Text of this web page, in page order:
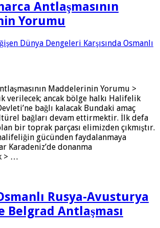
Antlaşmasının
Yorumu
Dünya Dengeleri Karşısında Osmanlı
Maddelerinin Yorumu >
verilecek; ancak bölge halkı Halifelik
bağlı kalacak Bundaki amaç
bağları devam ettirmektir. İlk defa
bir toprak parçası elimizden çıkmıştır.
gücünden faydalanmaya
Karadeniz’de donanma
> …
Rusya-Avusturya
Belgrad Antlaşması